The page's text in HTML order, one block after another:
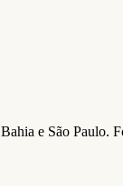
e São Paulo.